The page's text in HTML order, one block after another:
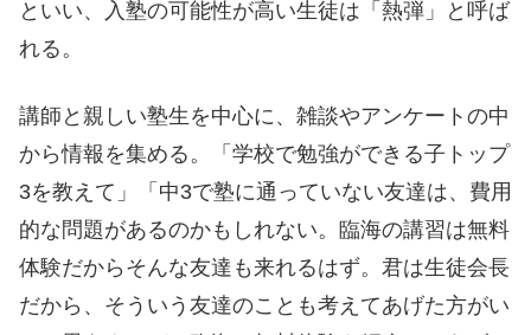
といい、入塾の可能性が高い生徒は「熱弾」と呼ば
れる。
講師と親しい塾生を中心に、雑談やアンケートの中
から情報を集める。「学校で勉強ができる子トップ
3を教えて」「中3で塾に通っていない友達は、費用
的な問題があるのかもしれない。臨海の講習は無料
体験だからそんな友達も来れるはず。君は生徒会長
だから、そういう友達のことも考えてあげた方がい